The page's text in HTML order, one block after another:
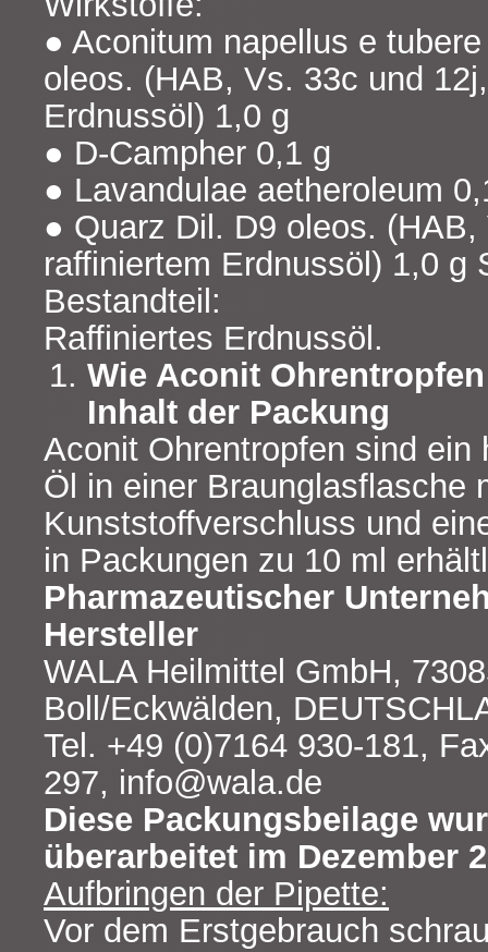
● Aconitum napellus e
oleos. (HAB, Vs. 33c und
Erdnussöl) 1,0 g
● D-Campher 0,1 g
● Lavandulae aetheroleum
● Quarz Dil. D9 oleos.
raffiniertem Erdnussöl) 1,0 g
Bestandteil:
Raffiniertes Erdnussöl.
Wie Aconit
Inhalt der Packung
Aconit Ohrentropfen sind ein
Öl in einer Braunglasflasche
Kunststoffverschluss und
in Packungen zu 10 ml
Pharmazeutischer
Hersteller
WALA Heilmittel GmbH,
Boll/Eckwälden,
Tel. +49 (0)7164 930-181,
297, info@wala.de
Diese Packungsbeilage
überarbeitet im Dezember
Aufbringen der Pipette:
Vor dem Erstgebrauch